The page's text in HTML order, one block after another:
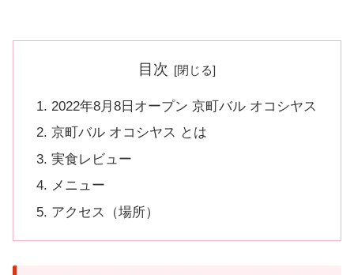
目次
2022年8月8日オープン 京町バル オコシヤス
京町バル オコシヤス とは
実食レビュー
メニュー
アクセス（場所）